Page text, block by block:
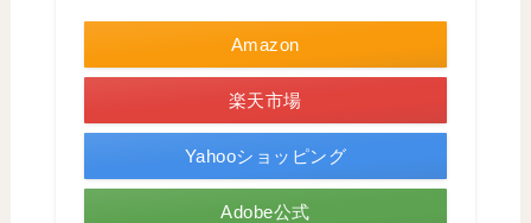
Amazon
楽天市場
Yahooショッピング
Adobe公式